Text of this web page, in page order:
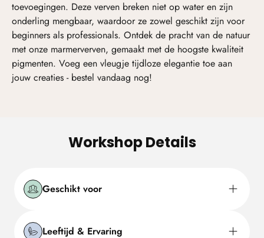
toevoegingen. Deze verven breken niet op water en zijn
onderling mengbaar, waardoor ze zowel geschikt zijn voor
beginners als professionals. Ontdek de pracht van de natuur
met onze marmerverven, gemaakt met de hoogste kwaliteit
pigmenten. Voeg een vleugje tijdloze elegantie toe aan
jouw creaties - bestel vandaag nog!
Workshop Details
Geschikt voor
Leeftijd & Ervaring